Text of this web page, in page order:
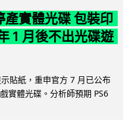
實體光碟 包裝印
1 月後不出光碟遊
貼紙，重申官方 7 月已公布
實體光碟。分析師預期 PS6